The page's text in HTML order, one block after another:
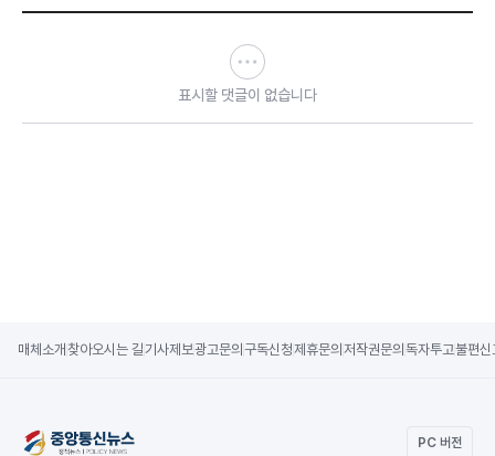
표시할 댓글이 없습니다
매체소개 찾아오시는 길기사제보광고문의 구독신청제휴문의 저작권문의 독자투고불편신
PC 버전